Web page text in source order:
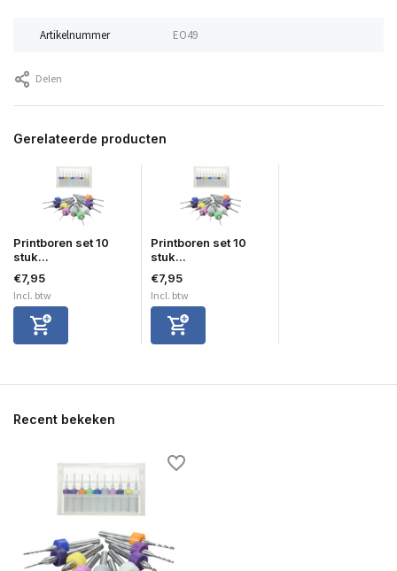
Artikelnummer EO49
Delen
Gerelateerde producten
Printboren set 10
stuk...
€7,95
Incl. btw
Printboren set 10
stuk...
€7,95
Incl. btw
Recent bekeken